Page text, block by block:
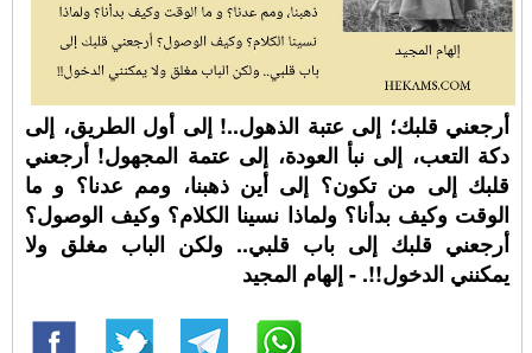
أرجعني قلبك؛ إلى عتبة الذهول..! إلى أول الطريق، إلى
دكة التعب، إلى نبأ العودة، إلى عتمة المجهول! أرجعني
قلبك إلى من تكون؟ إلى أين ذهبنا، ومم عدنا؟ و ما
الوقت وكيف بدأنا؟ ولماذا نسينا الكلام؟ وكيف الوصول؟
أرجعني قلبك إلى باب قلبي.. ولكن الباب مغلق ولا
يمكنني الدخول!!. - إلهام المجيد